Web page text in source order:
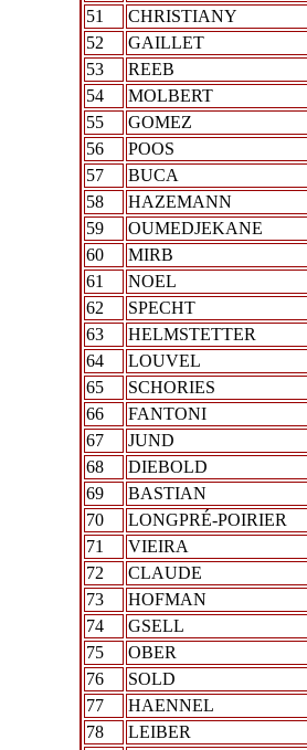
51
CHRISTIANY
52
GAILLET
53
REEB
54
MOLBERT
55
GOMEZ
56
POOS
57
BUCA
58
HAZEMANN
59
OUMEDJEKANE
60
MIRB
61
NOEL
62
SPECHT
63
HELMSTETTER
64
LOUVEL
65
SCHORIES
66
FANTONI
67
JUND
68
DIEBOLD
69
BASTIAN
70
LONGPRÉ-POIRIER
71
VIEIRA
72
CLAUDE
73
HOFMAN
74
GSELL
75
OBER
76
SOLD
77
HAENNEL
78
LEIBER